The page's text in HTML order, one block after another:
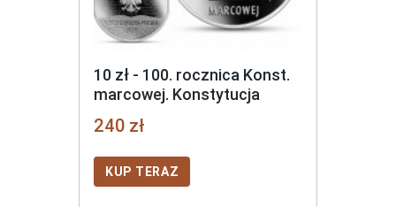
10 zł - 100. rocznica Konst.
marcowej. Konstytucja
marcowa
240 zł
KUP TERAZ